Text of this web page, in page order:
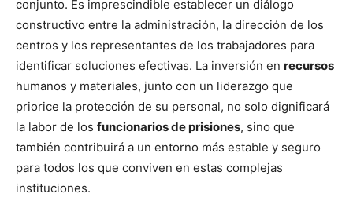
conjunto. Es imprescindible establecer un diálogo
constructivo entre la administración, la dirección de los
centros y los representantes de los trabajadores para
identificar soluciones efectivas. La inversión en recursos
humanos y materiales, junto con un liderazgo que
priorice la protección de su personal, no solo dignificará
la labor de los funcionarios de prisiones, sino que
también contribuirá a un entorno más estable y seguro
para todos los que conviven en estas complejas
instituciones.